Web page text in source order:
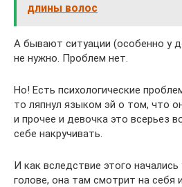
длины волос
А бывают ситуации (особенно у
не нужно. Проблем нет.
Но! Есть психологические
то ляпнул языком эй о том, что
и прочее и девочка это всерьез
себе накручивать.
И как вследствие этого
голове, она там смотрит на себя